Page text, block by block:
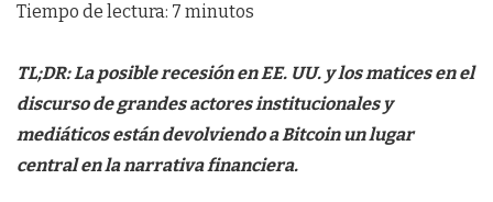
Tiempo de lectura: 7 minutos
TL;DR: La posible recesión en EE. UU. y los matices en el
discurso de grandes actores institucionales y
mediáticos están devolviendo a Bitcoin un lugar
central en la narrativa financiera.